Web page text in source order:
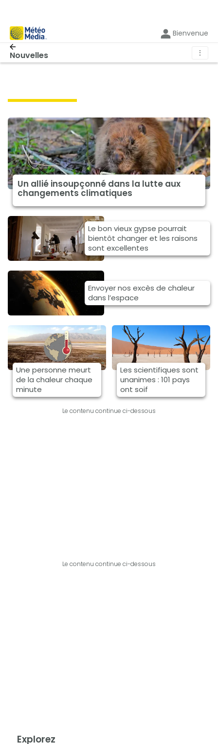
Bienvenue
Nouvelles ⋮
Un allié insoupçonné dans la lutte aux
changements climatiques
Le bon vieux gypse pourrait
bientôt changer et les raisons
sont excellentes
Envoyer nos excès de chaleur
dans l’espace
Une personne meurt
de la chaleur chaque
minute
Les scientifiques sont
unanimes : 101 pays
ont soif
Le contenu continue ci-dessous
Le contenu continue ci-dessous
Explorez